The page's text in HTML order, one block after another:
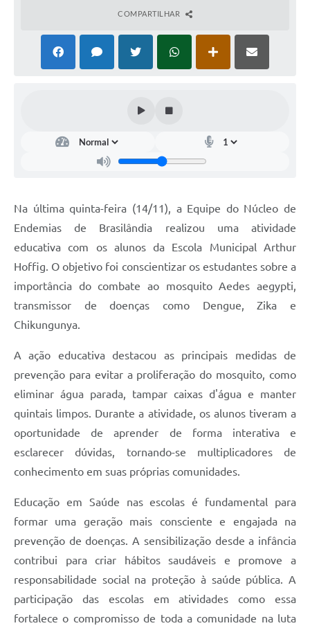
COMPARTILHAR
Na última quinta-feira (14/11), a Equipe do Núcleo de
Endemias de Brasilândia realizou uma atividade
educativa com os alunos da Escola Municipal Arthur
Hoffig. O objetivo foi conscientizar os estudantes sobre a
importância do combate ao mosquito Aedes aegypti,
transmissor de doenças como Dengue, Zika e
Chikungunya.
A ação educativa destacou as principais medidas de
prevenção para evitar a proliferação do mosquito, como
eliminar água parada, tampar caixas d'água e manter
quintais limpos. Durante a atividade, os alunos tiveram a
oportunidade de aprender de forma interativa e
esclarecer dúvidas, tornando-se multiplicadores de
conhecimento em suas próprias comunidades.
Educação em Saúde nas escolas é fundamental para
formar uma geração mais consciente e engajada na
prevenção de doenças. A sensibilização desde a infância
contribui para criar hábitos saudáveis e promove a
responsabilidade social na proteção à saúde pública. A
participação das escolas em atividades como essa
fortalece o compromisso de toda a comunidade na luta